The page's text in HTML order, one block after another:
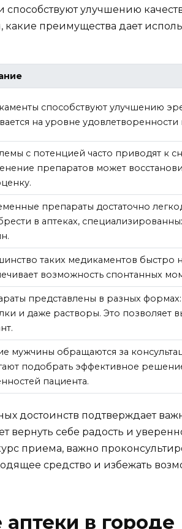
способствуют улучшению
преимущества дает
способствуют улучшению
на уровне
с потенцией часто приводят к
препаратов может
препараты достаточно
в аптеках,
таких медикаментов быстро
возможность спонтанных
представлены в разных формах:
и даже растворы. Это позволяет
мужчины обращаются за
подобрать эффективное
пациента.
достоинств подтверждает
вернуть себе радость и
приема, важно
средство и избежать
в городе